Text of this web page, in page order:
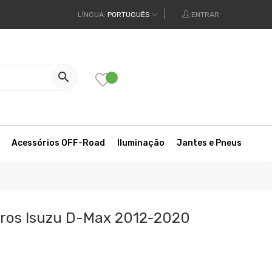
LÍNGUA: PORTUGUÊS ENTRAR

Acessórios OFF-Road Iluminação Jantes e Pneus
Isuzu D-Max 2012-2020